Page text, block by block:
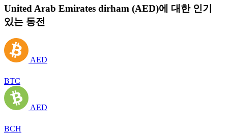
United Arab Emirates dirham (AED)에 대한 인기
있는 동전
AED
BTC
AED
BCH